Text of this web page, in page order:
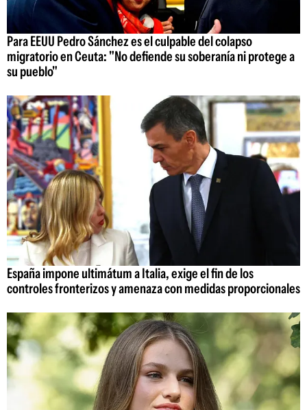
Para EEUU Pedro Sánchez es el culpable del colapso
migratorio en Ceuta: "No defiende su soberanía ni protege a
su pueblo"
España impone ultimátum a Italia, exige el fin de los
controles fronterizos y amenaza con medidas proporcionales